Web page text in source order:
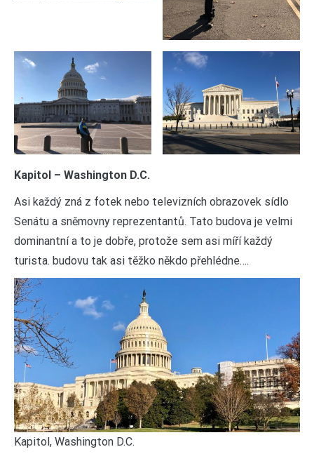
Kapitol – Washington D.C.
Asi každý zná z fotek nebo televizních obrazovek sídlo
Senátu a sněmovny reprezentantů. Tato budova je velmi
dominantní a to je dobře, protože sem asi míří každý
turista. budovu tak asi těžko někdo přehlédne….
Kapitol, Washington D.C.